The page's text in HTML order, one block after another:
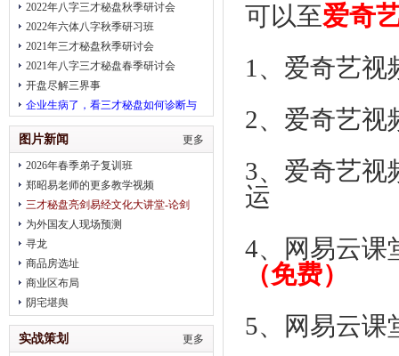
2022年八字三才秘盘秋季研讨会
2022年六体八字秋季研习班
2021年三才秘盘秋季研讨会
2021年八字三才秘盘春季研讨会
开盘尽解三界事
企业生病了，看三才秘盘如何诊断与
治疗
更多
图片新闻
2026年春季弟子复训班
郑昭易老师的更多教学视频
三才秘盘亮剑易经文化大讲堂-论剑
2018趋势
为外国友人现场预测
寻龙
商品房选址
商业区布局
阴宅堪舆
更多
实战策划
可以至爱奇
1、 爱奇艺视
2、爱奇艺视
3、爱奇艺视
运
4、网易云课
（免费）
5、网易云课